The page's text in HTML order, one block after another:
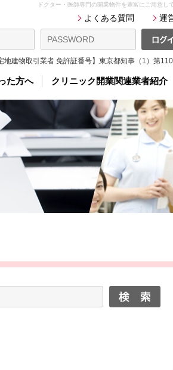
ドクター・医師専門の開業物件を豊富にご用意し
よくある質問 運
地建物取引業者 免許証番号】東京都知事（1）第
た方へ クリニック開業関連業者紹介